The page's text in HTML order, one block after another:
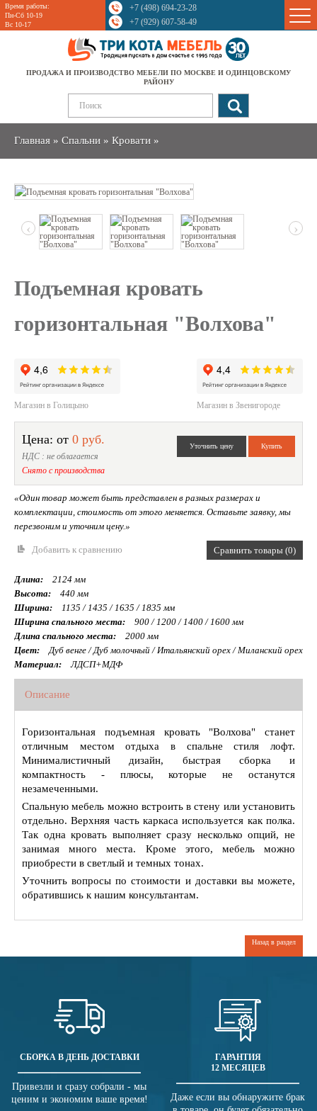
Время работы:
Пн-Сб 10-19
Вс 10-17
+7 (498) 694-23-28
+7 (929) 607-58-49
ПРОДАЖА И ПРОИЗВОДСТВО МЕБЕЛИ ПО МОСКВЕ И ОДИНЦОВСКОМУ
РАЙОНУ
Главная » Спальни » Кровати »
Sale
‹ ›
Подъемная кровать
горизонтальная "Волхова"
Магазин в Голицыно Магазин в Звенигороде
Цена: от 0 руб.
НДС : не облагается
Снято с производства
«Один товар может быть представлен в разных размерах и
комплектации, стоимость от этого меняется. Оставьте заявку, мы
перезвоним и уточним цену.»
Добавить к сравнению Сравнить товары (0)
Длина:
2124 мм
Высота:
440 мм
Ширина:
1135 / 1435 / 1635 / 1835 мм
Ширина спального места:
900 / 1200 / 1400 / 1600 мм
Длина спального места:
2000 мм
Цвет:
Дуб венге / Дуб молочный / Итальянский орех / Миланский орех
Материал:
ЛДСП+МДФ
Описание
Горизонтальная подъемная кровать "Волхова" станет
отличным местом отдыха в спальне стиля лофт.
Минималистичный дизайн, быстрая сборка и
компактность - плюсы, которые не останутся
незамеченными.
Спальную мебель можно встроить в стену или установить
отдельно. Верхняя часть каркаса используется как полка.
Так одна кровать выполняет сразу несколько опций, не
занимая много места. Кроме этого, мебель можно
приобрести в светлый и темных тонах.
Уточнить вопросы по стоимости и доставки вы можете,
обратившись к нашим консультантам.
Назад в раздел
СБОРКА В ДЕНЬ ДОСТАВКИ
Привезли и сразу собрали - мы
ценим и экономим ваше время!
ГАРАНТИЯ
12 МЕСЯЦЕВ
Даже если вы обнаружите брак